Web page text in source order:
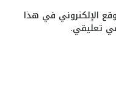
الإلكتروني في هذا
تعليقي.